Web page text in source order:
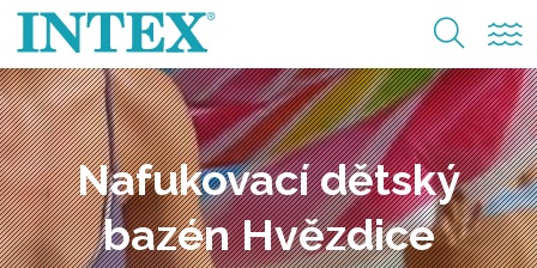
Nafukovací dětský
bazén Hvězdice